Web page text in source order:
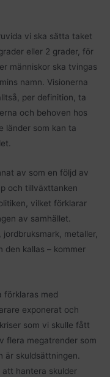
vi ska sätta taket
eller 2 grader, för
människor ska tvingas
namn. Visionerna
per definition, ta
och behoven hos
länder som kan ta
av som en följd av
och tillväxttanken
vilket förklarar
av samhället.
metaller,
den kallas – kommer
förklaras med
exponerat och
som vi skulle fått
flera megatrender som
är skuldsättningen.
hantera skulder